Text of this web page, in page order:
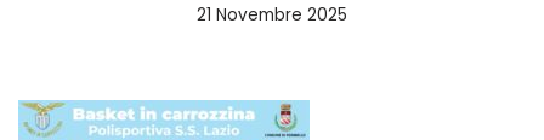
21 Novembre 2025